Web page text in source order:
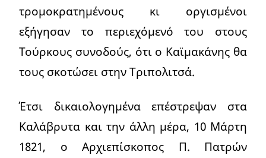
τρομοκρατημένους κι οργισμένοι
εξήγησαν το περιεχόμενό του στους
Τούρκους συνοδούς, ότι ο Καϊμακάνης θα
τους σκοτώσει στην Τριπολιτσά.
Έτσι δικαιολογημένα επέστρεψαν στα
Καλάβρυτα και την άλλη μέρα, 10 Μάρτη
1821, ο Αρχιεπίσκοπος Π. Πατρών